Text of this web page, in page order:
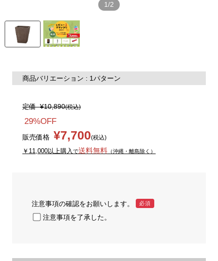
1/2
商品バリエーション : 1パターン
定価¥10,890(税込)
29%OFF
販売価格 ¥7,700(税込)
￥11,000以上購入 で送料無料（沖縄・離島除く）
注意事項の確認をお願いします。 必須
注意事項を了承した。